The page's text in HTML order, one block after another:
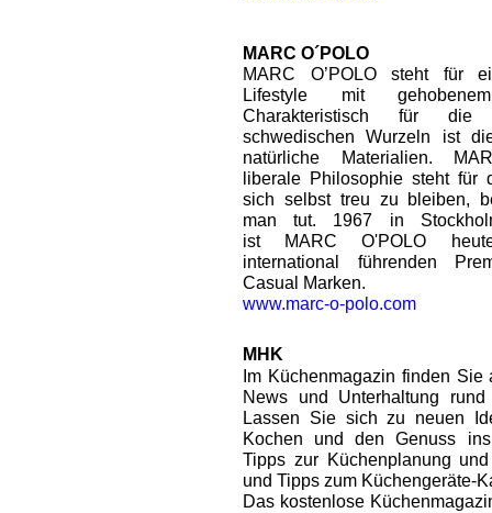
MARC O´POLO
MARC O’POLO steht für
Lifestyle mit
Charakteristisch für
schwedischen Wurzeln ist
natürliche Materialien.
liberale Philosophie steht für
sich selbst treu zu bleiben,
man tut. 1967 in
ist MARC O'POLO
international führenden
Casual Marken.
www.marc-o-polo.com
MHK
Im Küchenmagazin finden
News und Unterhaltung
Lassen Sie sich zu neuen
Kochen und den Genuss
Tipps zur Küchenplanung
und Tipps zum Küchengeräte-
Das kostenlose